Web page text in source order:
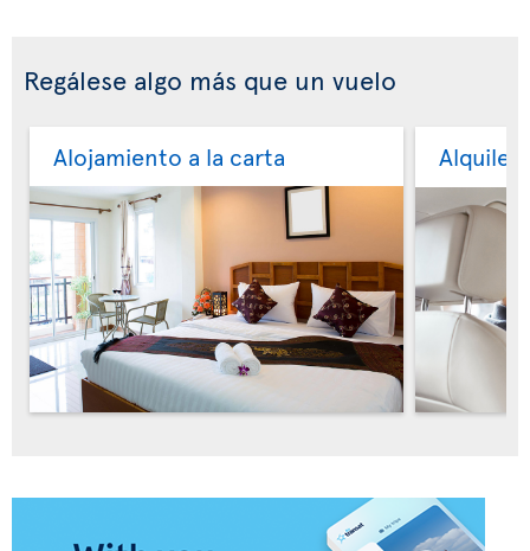
Regálese algo más que un vuelo
Alojamiento a la carta Alquiler